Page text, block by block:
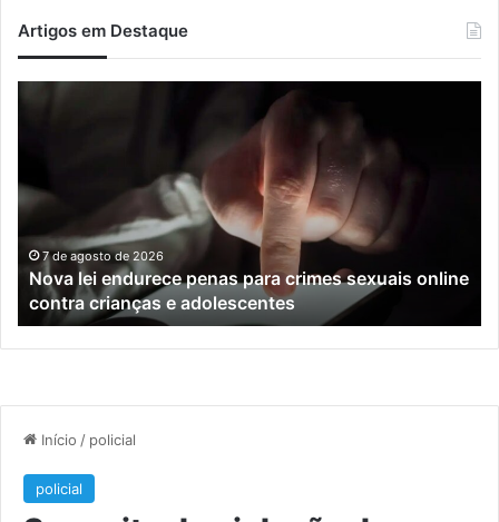
Artigos em Destaque
para
crimes
sexuais
online
contra
crianças
e
adolescentes
7 de agosto de 2026
Nova lei endurece penas para crimes sexuais online
contra crianças e adolescentes